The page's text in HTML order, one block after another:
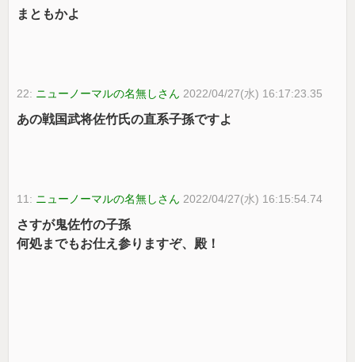
まともかよ
22: ニューノーマルの名無しさん 2022/04/27(水) 16:17:23.35
あの戦国武将佐竹氏の直系子孫ですよ
11: ニューノーマルの名無しさん 2022/04/27(水) 16:15:54.74
さすが鬼佐竹の子孫
何処までもお仕え参りますぞ、殿！